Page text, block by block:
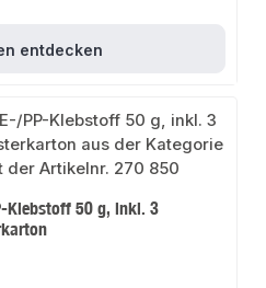
entdecken
Klebstoff 50 g, inkl. 3